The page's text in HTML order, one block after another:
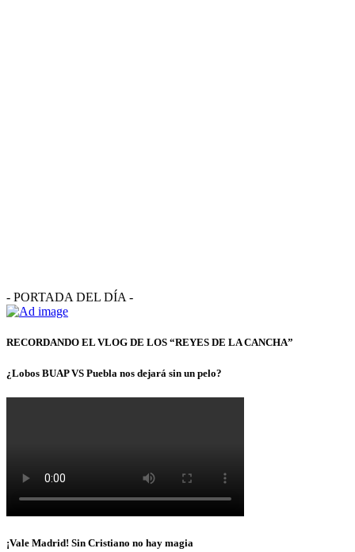
- PORTADA DEL DÍA -
RECORDANDO EL VLOG DE LOS “REYES DE LA CANCHA”
¿Lobos BUAP VS Puebla nos dejará sin un pelo?
¡Vale Madrid! Sin Cristiano no hay magia